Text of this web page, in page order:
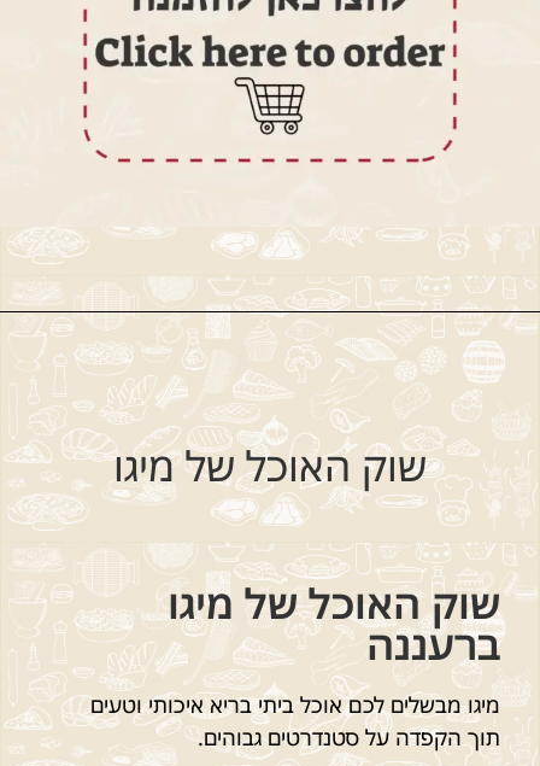
שוק האוכל של מיגו
שוק האוכל של מיגו
ברעננה
מיגו מבשלים לכם אוכל ביתי בריא איכותי וטעים
תוך הקפדה על סטנדרטים גבוהים.